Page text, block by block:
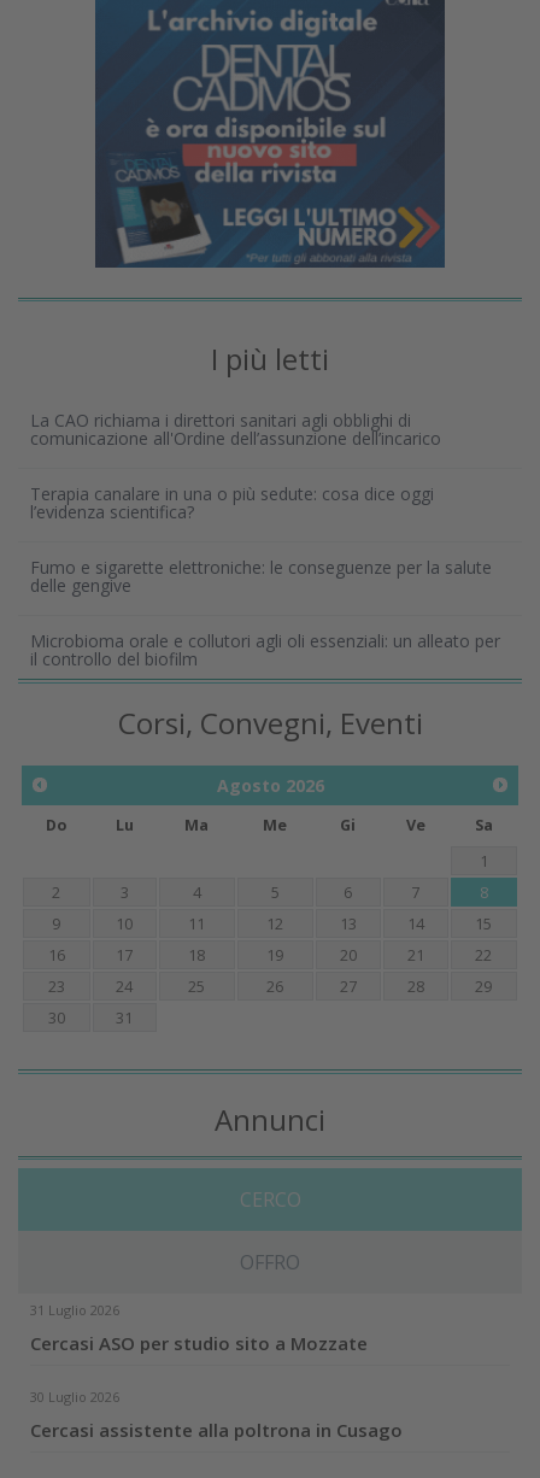
I più letti
La CAO richiama i direttori sanitari agli obblighi di
comunicazione all'Ordine dell’assunzione dell’incarico
Terapia canalare in una o più sedute: cosa dice oggi
l’evidenza scientifica?
Fumo e sigarette elettroniche: le conseguenze per la salute
delle gengive
Microbioma orale e collutori agli oli essenziali: un alleato per
il controllo del biofilm
Corsi, Convegni, Eventi
Agosto 2026
Do Lu Ma Me Gi Ve
Sa
1
2
3 4 5 6 7
8
9
10 11 12 13 14
15
16
17 18 19 20 21
22
23
24 25 26 27 28
29
30
31
Annunci
CERCO
OFFRO
31 Luglio 2026
Cercasi ASO per studio sito a Mozzate
30 Luglio 2026
Cercasi assistente alla poltrona in Cusago